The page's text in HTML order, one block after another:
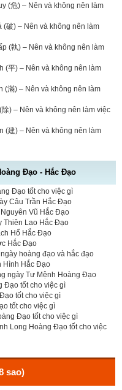
(危) – Nên và không nên làm
(破) – Nên và không nên làm
(執) – Nên và không nên làm
(平) – Nên và không nên làm
(滿) – Nên và không nên làm
) – Nên và không nên làm việc
(建) – Nên và không nên làm
Đạo - Hắc Đạo
Đạo tốt cho việc gì
Câu Trần Hắc Đạo
Vũ Hắc Đạo
Thiên Lao Hắc Đạo
Hổ Hắc Đạo
Hắc Đạo
hoàng đạo và hắc đạo
Hình Hắc Đạo
ngày Tư Mệnh Hoàng Đạo
Đạo tốt cho việc gì
tốt cho việc gì
tốt cho việc gì
Đạo tốt cho việc gì
Long Hoàng Đạo tốt cho việc
sao)
hay xấu – Tính chất và ý
xấu – Tính chất và ý nghĩa
xấu – Tính chất và ý